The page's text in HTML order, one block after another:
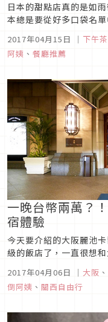
日本的甜點店真的是如
本總是要從好多口袋名
每個人選擇店家的標準
的人是看上餐廳的氣氛
是其次，這次選的
2017年04月15日 ｜ 下午茶
阿姨 、 餐廳推薦
一晚台幣兩萬？
宿體驗
今天要介紹的大阪麗池
級的飯店了，一直很想
2017年04月06日 ｜ 大阪 、
倒阿姨 、 關西自由行